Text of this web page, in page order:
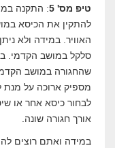
טיפ מס' 5
: התקנה
להתקין את הכיסא
האוויר. במידה ולא
סלקל במושב הקדמי.
שהחגורה במושב
מספיק ארוכה על מנת
לבחור כיסא אחר או
אורך חגורה שונה.
במידה ואתם רוצים